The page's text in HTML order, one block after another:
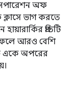
অফ
ভাগ করতে
প্রতিটি
ফলে আরও বেশি
একে অপরের